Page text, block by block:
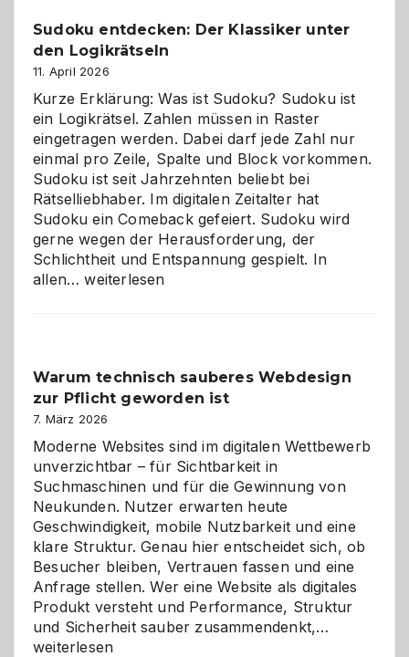
Sudoku entdecken: Der Klassiker unter
den Logikrätseln
11. April 2026
Kurze Erklärung: Was ist Sudoku? Sudoku ist
ein Logikrätsel. Zahlen müssen in Raster
eingetragen werden. Dabei darf jede Zahl nur
einmal pro Zeile, Spalte und Block vorkommen.
Sudoku ist seit Jahrzehnten beliebt bei
Rätselliebhaber. Im digitalen Zeitalter hat
Sudoku ein Comeback gefeiert. Sudoku wird
gerne wegen der Herausforderung, der
Schlichtheit und Entspannung gespielt. In
allen…Sudoku
den
Logikrätseln
weiterlesen
Warum technisch sauberes Webdesign
zur Pflicht geworden ist
7. März 2026
Moderne Websites sind im digitalen Wettbewerb
unverzichtbar – für Sichtbarkeit in
Suchmaschinen und für die Gewinnung von
Neukunden. Nutzer erwarten heute
Geschwindigkeit, mobile Nutzbarkeit und eine
klare Struktur. Genau hier entscheidet sich, ob
Besucher bleiben, Vertrauen fassen und eine
Anfrage stellen. Wer eine Website als digitales
Produkt versteht und Performance, Struktur
und Sicherheit sauber zusammendenkt,…
weiterlesen